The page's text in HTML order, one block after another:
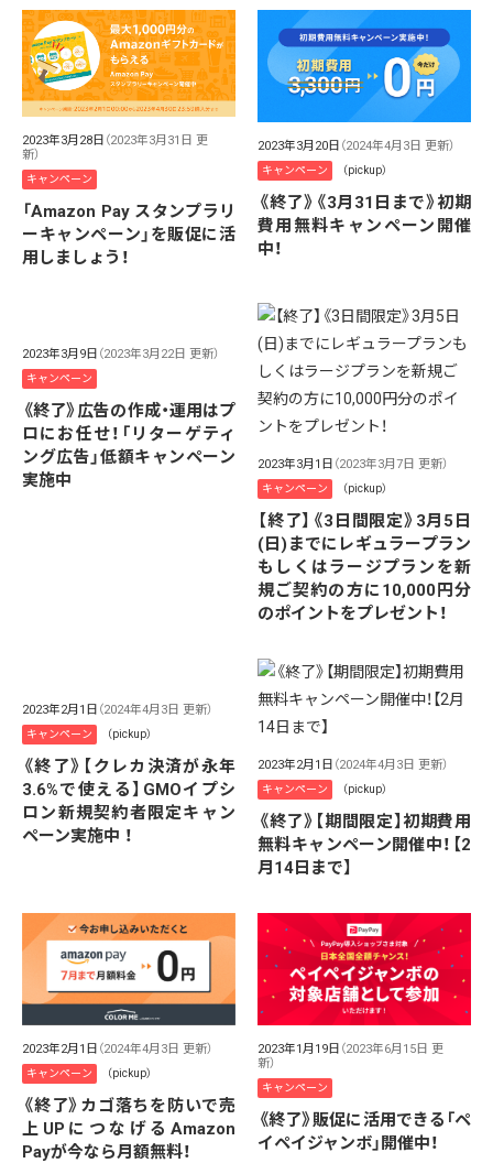
2023年3月28日 （2023年3月31日 更
新）
キャンペーン
「Amazon Pay スタンプラリ
ーキャンペーン」を販促に活
用しましょう！
2023年3月20日 （2024年4月3日 更新）
キャンペーン （pickup）
《終了》《3月31日まで》初期
費用無料キャンペーン開催
中！
2023年3月9日 （2023年3月22日 更新）
キャンペーン
《終了》広告の作成・運用はプ
ロにお任せ！「リターゲティ
ング広告」低額キャンペーン
実施中
2023年3月1日 （2023年3月7日 更新）
キャンペーン （pickup）
【終了】《3日間限定》3月5日
(日)までにレギュラープラン
もしくはラージプランを新
規ご契約の方に10,000円分
のポイントをプレゼント！
2023年2月1日 （2024年4月3日 更新）
キャンペーン （pickup）
《終了》【クレカ決済が永年
3.6%で使える】GMOイプシ
ロン新規契約者限定キャン
ペーン実施中 ！
2023年2月1日 （2024年4月3日 更新）
キャンペーン （pickup）
《終了》【期間限定】初期費用
無料キャンペーン開催中！【2
月14日まで】
2023年2月1日 （2024年4月3日 更新）
キャンペーン （pickup）
《終了》カゴ落ちを防いで売
上UPにつなげるAmazon
Payが今なら月額無料！
2023年1月19日 （2023年6月15日 更
新）
キャンペーン
《終了》販促に活用できる「ペ
イペイジャンボ」開催中！